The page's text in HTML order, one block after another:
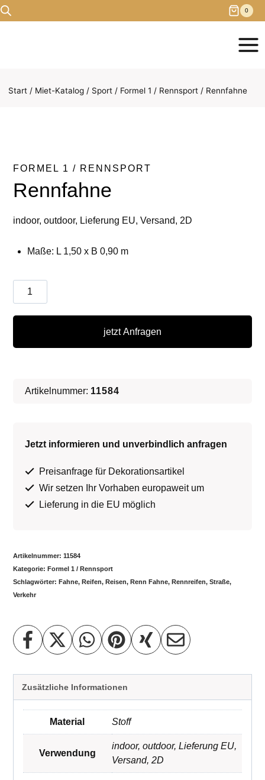
Zum
0
Start / Miet-Katalog / Sport / Formel 1 / Rennsport / Rennfahne
FORMEL 1 / RENNSPORT
Rennfahne
indoor, outdoor, Lieferung EU, Versand, 2D
Maße: L 1,50 x B 0,90 m
Rennfahne
jetzt Anfragen
Artikelnummer: 11584
Jetzt informieren und unverbindlich anfragen
Preisanfrage für Dekorationsartikel
Wir setzen Ihr Vorhaben europaweit um
Lieferung in die EU möglich
Artikelnummer: 11584
Kategorie: Formel 1 / Rennsport
Schlagwörter: Fahne, Reifen, Reisen, Renn Fahne, Rennreifen, Straße,
Verkehr
Zusätzliche Informationen
Material Stoff
Verwendung
indoor, outdoor, Lieferung EU,
Versand, 2D